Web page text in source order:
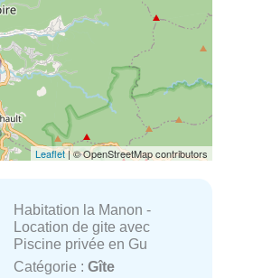
Leaflet| © OpenStreetMap contributors
Habitation la Manon -
Location de gite avec
Piscine privée en Gu
Catégorie : Gîte